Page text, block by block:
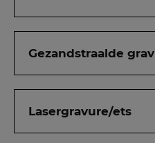
Gezandstraalde
Lasergravure/ets